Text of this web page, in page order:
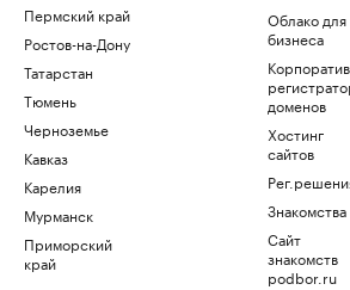
Пермский край
Ростов-на-Дону
Татарстан
Тюмень
Черноземье
Кавказ
Карелия
Мурманск
Приморский
край
Облако для
бизнеса
доменов
Хостинг
сайтов
Знакомства
Сайт
знакомств
podbor.ru